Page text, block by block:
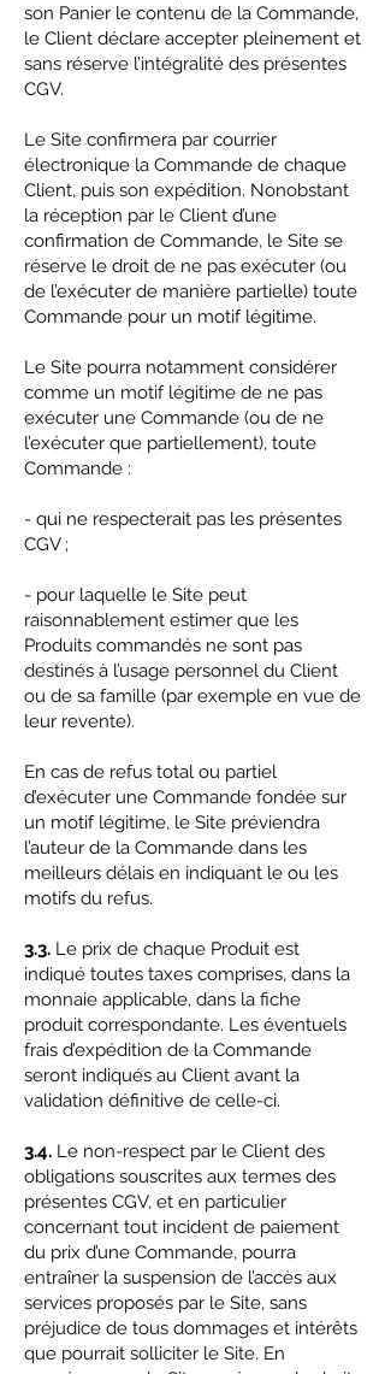
son Panier le contenu de la Commande,
le Client déclare accepter pleinement et
sans réserve l’intégralité des présentes
CGV.
Le Site confirmera par courrier
électronique la Commande de chaque
Client, puis son expédition. Nonobstant
la réception par le Client d’une
confirmation de Commande, le Site se
réserve le droit de ne pas exécuter (ou
de l’exécuter de manière partielle) toute
Commande pour un motif légitime.
Le Site pourra notamment considérer
comme un motif légitime de ne pas
exécuter une Commande (ou de ne
l’exécuter que partiellement), toute
Commande :
- qui ne respecterait pas les présentes
CGV ;
- pour laquelle le Site peut
raisonnablement estimer que les
Produits commandés ne sont pas
destinés à l’usage personnel du Client
ou de sa famille (par exemple en vue de
leur revente).
En cas de refus total ou partiel
d’exécuter une Commande fondée sur
un motif légitime, le Site préviendra
l’auteur de la Commande dans les
meilleurs délais en indiquant le ou les
motifs du refus.
3.3. Le prix de chaque Produit est
indiqué toutes taxes comprises, dans la
monnaie applicable, dans la fiche
produit correspondante. Les éventuels
frais d’expédition de la Commande
seront indiqués au Client avant la
validation définitive de celle-ci.
3.4. Le non-respect par le Client des
obligations souscrites aux termes des
présentes CGV, et en particulier
concernant tout incident de paiement
du prix d’une Commande, pourra
entraîner la suspension de l’accès aux
services proposés par le Site, sans
préjudice de tous dommages et intérêts
que pourrait solliciter le Site. En